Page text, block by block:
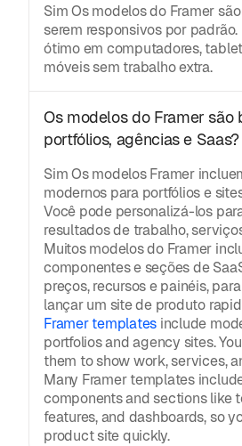
Sim Os modelos do Framer
serem responsivos por
ótimo em computadores,
móveis sem trabalho extra.
Os modelos do Framer são
portfólios, agências e Saas?
Sim Os modelos Framer
modernos para portfólios e
Você pode personalizá-los
resultados de trabalho,
Muitos modelos do Framer
componentes e seções de
preços, recursos e painéis,
lançar um site de produto
Framer templates include
portfolios and agency sites.
them to show work, services,
Many Framer templates
components and sections like
features, and dashboards, so
product site quickly.